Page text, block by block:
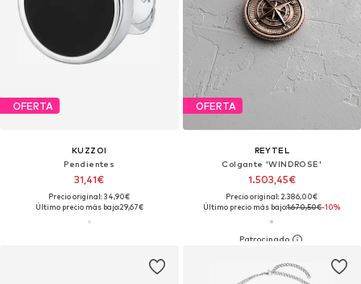
OFERTA
KUZZOI
Pendientes
31,41€
Precio original: 34,90€
Último precio más bajo:29,67€
OFERTA
REYTEL
Colgante 'WINDROSE'
1.503,45€
Precio original: 2.386,00€
Último precio más bajo:1.670,50€-10%